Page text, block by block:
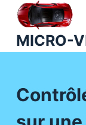
P
u
MICRO-